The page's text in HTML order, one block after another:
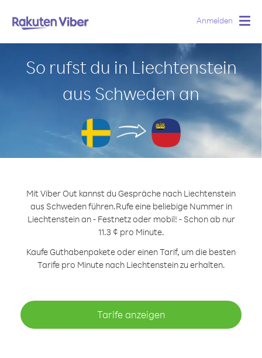
Anmelden
So rufst du in Liechtenstein
aus Schweden an
Mit Viber Out kannst du Gespräche nach Liechtenstein
aus Schweden führen.Rufe eine beliebige Nummer in
Liechtenstein an - Festnetz oder mobil! - Schon ab nur
11.3 ¢ pro Minute.
Kaufe Guthabenpakete oder einen Tarif, um die besten
Tarife pro Minute nach Liechtenstein zu erhalten.
Tarife anzeigen